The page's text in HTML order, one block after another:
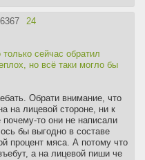
24
сейчас обратил
но всё таки могло бы
Обрати внимание, что
на лицевой стороне, ни к
то они не написали
бы выгодно в составе
процент мяса. А потому что
а на лицевой пиши че